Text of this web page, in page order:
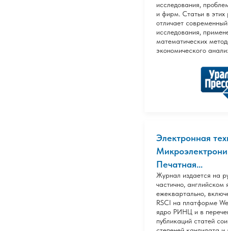
исследования,
и фирм. Статьи в этих
отличает
исследования,
математических
экономического
Электронная
Печатная...
Журнал издается на
частично, английском
ежеквартально,
RSCI на платформе
ядро РИНЦ и в
публикаций статей